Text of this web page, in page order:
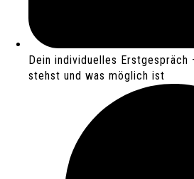
Dein individuelles Erstgespräch
stehst und was möglich ist